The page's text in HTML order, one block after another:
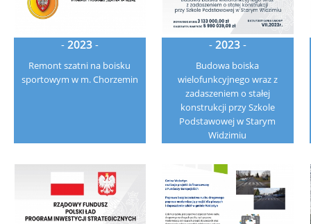
- 2023 -
Remont szatni na boisku
sportowym w m. Chorzemin
- 2023 -
Budowa boiska
wielofunkcyjnego wraz z
zadaszeniem o stałej
konstrukcji przy Szkole
Podstawowej w Starym
Widzimiu